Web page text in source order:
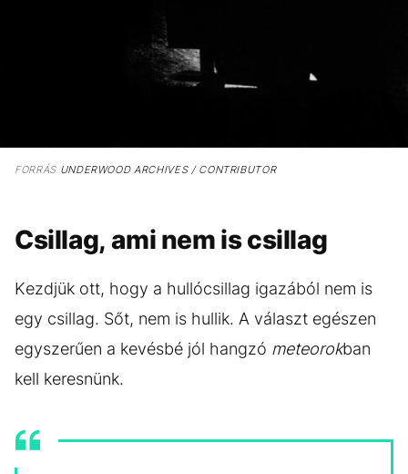
FORRÁSUNDERWOOD ARCHIVES / CONTRIBUTOR
Csillag, ami nem is csillag
Kezdjük ott, hogy a hullócsillag igazából nem is
egy csillag. Sőt, nem is hullik. A választ egészen
egyszerűen a kevésbé jól hangzó meteorokban
kell keresnünk.